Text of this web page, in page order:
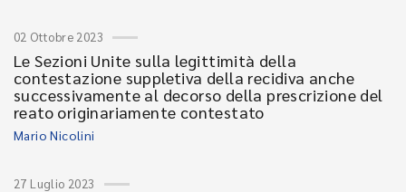
02 Ottobre 2023
Le Sezioni Unite sulla legittimità della
contestazione suppletiva della recidiva anche
successivamente al decorso della prescrizione del
reato originariamente contestato
Mario Nicolini
27 Luglio 2023